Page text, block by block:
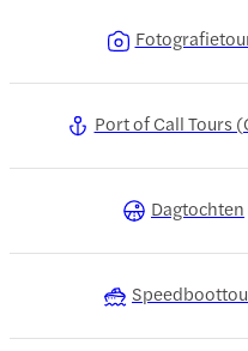
Port of Call Tours
Dagtochten